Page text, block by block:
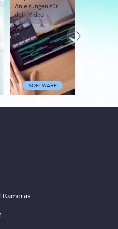
SOFTWARE
Anleitungen für
dein Video
Kameras